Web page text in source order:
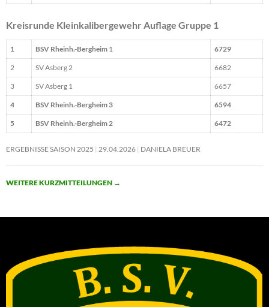
Kreisrunde Kleinkalibergewehr Auflage Gruppe 1
1 BSV Rheinh.-Bergheim 1 6729
2 SV Asberg 2 6682
3 SV Asberg 1 6657
4 BSV Rheinh.-Bergheim 3 6594
5 BSV Rheinh.-Bergheim 2 6472
ERGEBNISSE SAISON 2025 29.04.2026 DANIELA BREUER
WEITERE KURZMITTEILUNGEN →